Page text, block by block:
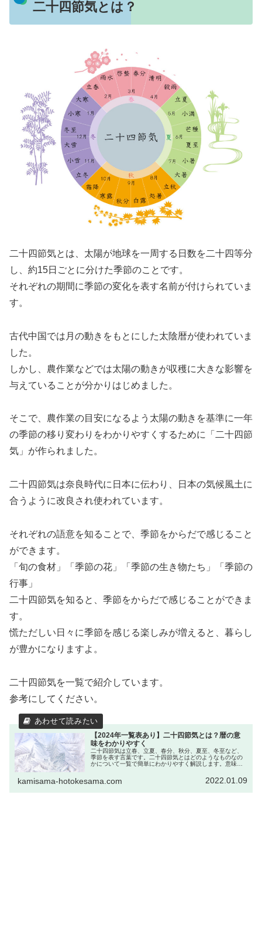
二十四節気とは？
二十四節気とは、太陽が地球を一周する日数を二十四等分
し、約15日ごとに分けた季節のことです。
それぞれの期間に季節の変化を表す名前が付けられていま
す。
古代中国では月の動きをもとにした太陰暦が使われていま
した。
しかし、農作業などでは太陽の動きが収穫に大きな影響を
与えていることが分かりはじめました。
そこで、農作業の目安になるよう太陽の動きを基準に一年
の季節の移り変わりをわかりやすくするために「二十四節
気」が作られました。
二十四節気は奈良時代に日本に伝わり、日本の気候風土に
合うように改良され使われています。
それぞれの語意を知ることで、季節をからだで感じること
ができます。
「旬の食材」「季節の花」「季節の生き物たち」「季節の
行事」
二十四節気を知ると、季節をからだで感じることができま
す。
慌ただしい日々に季節を感じる楽しみが増えると、暮らし
が豊かになりますよ。
二十四節気を一覧で紹介しています。
参考にしてください。
【2024年一覧表あり】二十四節気とは？暦の意
味をわかりやすく
二十四節気は立春、立夏、春分、秋分、夏至、冬至など、
季節を表す言葉です。二十四節気とはどのようなものなの
かについて一覧で簡単にわかりやすく解説します。意味
kamisama-hotokesama.com 2022.01.09